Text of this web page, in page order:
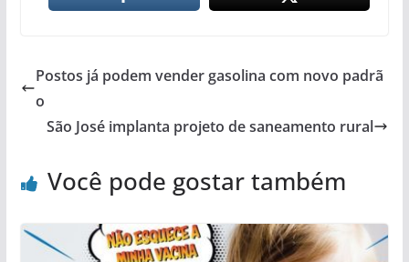
Postos já podem vender gasolina com novo padrã
o
São José implanta projeto de saneamento rural
Você pode gostar também